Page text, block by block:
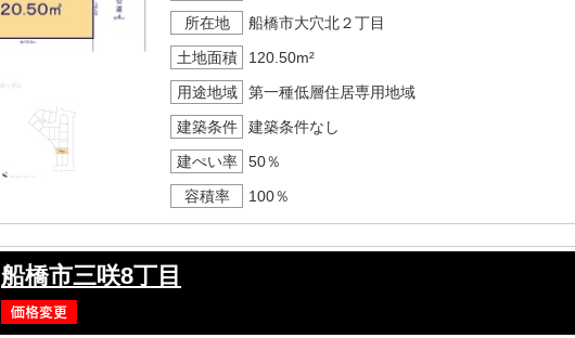
所在地
船橋市大穴北２丁目
土地面積
120.50m²
用途地域
第一種低層住居専用地域
建築条件
建築条件なし
建ぺい率
50％
容積率
100％
船橋市三咲8丁目